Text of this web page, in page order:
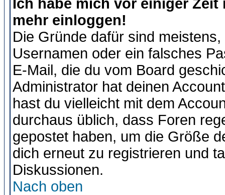
Ich habe mich vor einiger
mehr einloggen!
Die Gründe dafür sind
Usernamen oder ein falsches
E-Mail, die du vom Board
Administrator hat deinen
hast du vielleicht mit dem
durchaus üblich, dass Foren
gepostet haben, um die Größe
dich erneut zu registrieren und
Diskussionen.
Nach oben